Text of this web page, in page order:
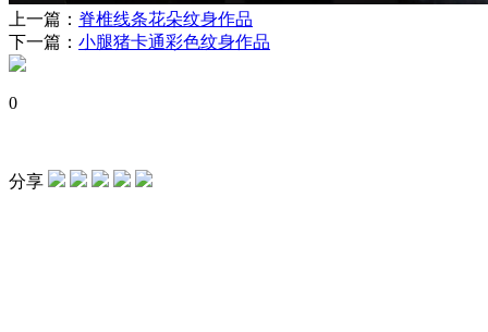
上一篇： 脊椎线条花朵纹身作品
下一篇： 小腿猪卡通彩色纹身作品
0
分享